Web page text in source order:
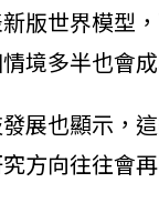
版世界模型
境多半也會
展也顯示，
方向往往會